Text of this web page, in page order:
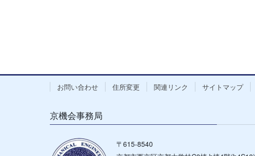
お問い合わせ 住所変更 関連リンク サイトマップ
京機会事務局
〒615-8540